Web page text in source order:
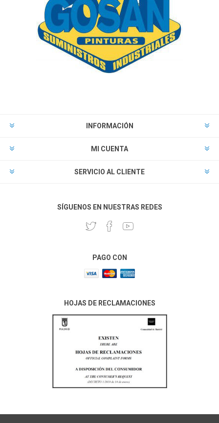
INFORMACIÓN
MI CUENTA
SERVICIO AL CLIENTE
SÍGUENOS EN NUESTRAS REDES
PAGO CON
HOJAS DE RECLAMACIONES